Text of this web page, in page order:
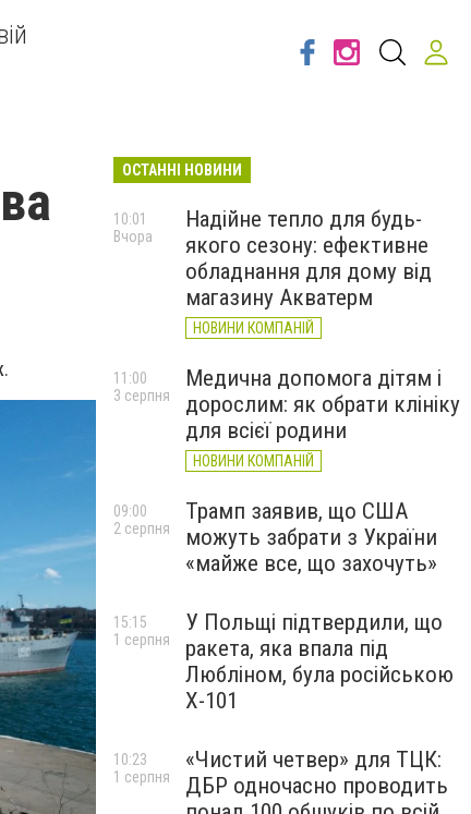
ОСТАННІ НОВИНИ
Надійне тепло для будь-
якого сезону: ефективне
обладнання для дому від
магазину Акватерм
НОВИНИ КОМПАНІЙ
10:01
Вчора
Медична допомога дітям і
дорослим: як обрати клініку
для всієї родини
НОВИНИ КОМПАНІЙ
11:00
3 серпня
Трамп заявив, що США
можуть забрати з України
«майже все, що захочуть»
09:00
2 серпня
У Польщі підтвердили, що
ракета, яка впала під
Любліном, була російською
Х-101
15:15
1 серпня
«Чистий четвер» для ТЦК:
ДБР одночасно проводить
10:23
1 серпня